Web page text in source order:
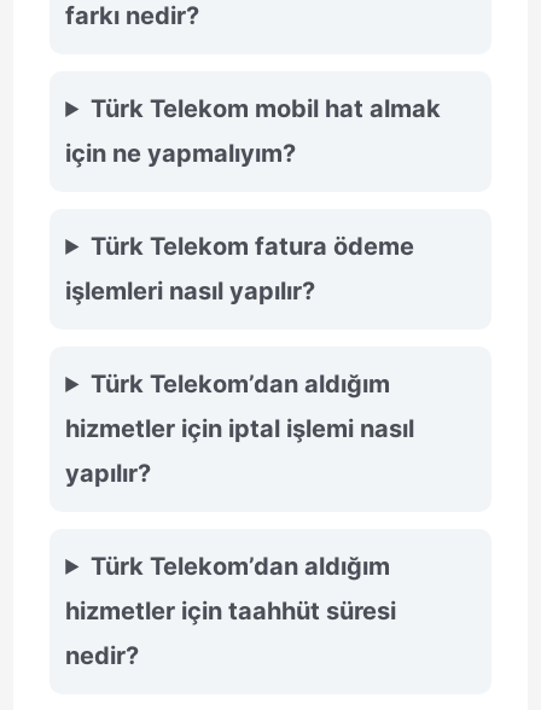
farkı nedir?
Türk Telekom mobil hat almak
için ne yapmalıyım?
Türk Telekom fatura ödeme
işlemleri nasıl yapılır?
Türk Telekom’dan aldığım
hizmetler için iptal işlemi nasıl
yapılır?
Türk Telekom’dan aldığım
hizmetler için taahhüt süresi
nedir?